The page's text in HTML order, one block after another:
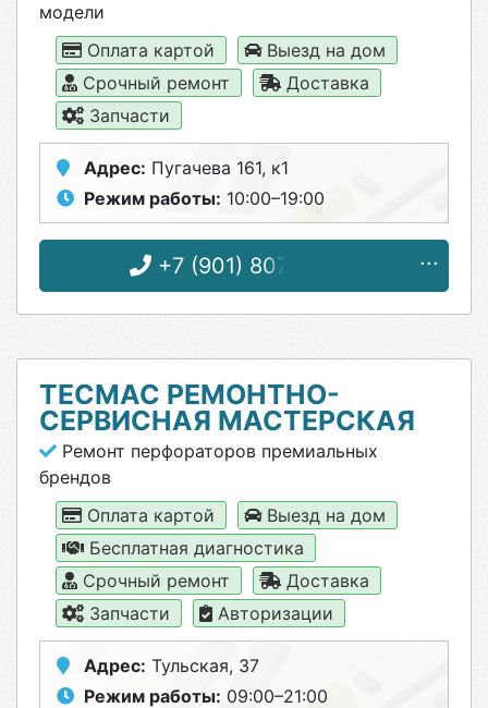
модели
Оплата картой
Выезд на дом
Срочный ремонт
Доставка
Запчасти
Адрес: Пугачева 161, к1
Режим работы: 10:00–19:00
+7 (901) 807-79-88
ТЕСМАС РЕМОНТНО-
СЕРВИСНАЯ МАСТЕРСКАЯ
Ремонт перфораторов премиальных
брендов
Оплата картой
Выезд на дом
Бесплатная диагностика
Срочный ремонт
Доставка
Запчасти
Авторизации
Адрес: Тульская, 37
Режим работы: 09:00–21:00